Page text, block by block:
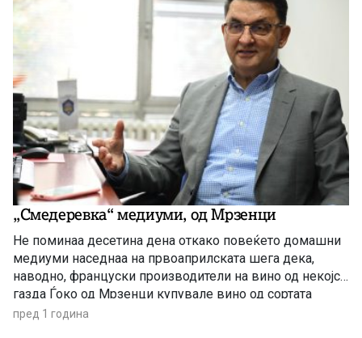
екипата предводена од основачот […]
„Смедеревка“ медиуми, од Мрзенци
Не поминаа десетина дена откако повеќето домашни
медиуми наседнаа на првоаприлската шега дека,
наводно, француски производители на вино од некојси
газда Ѓоко од Мрзенци купувале вино од сортата
„Смедеревка“, на што на францускиот пазар го
пред 1 година